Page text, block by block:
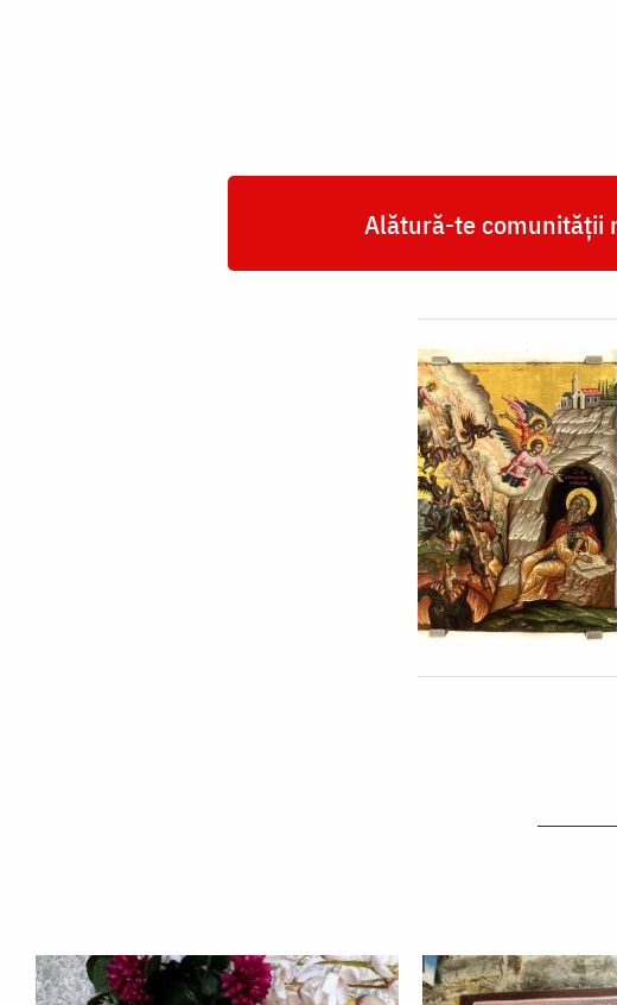
Alătură-te comunității